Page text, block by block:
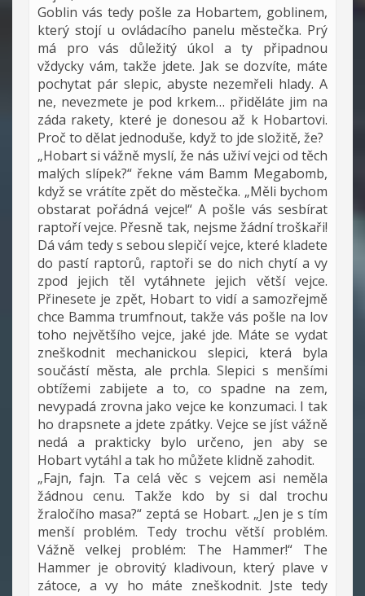
Goblin vás tedy pošle za Hobartem, goblinem,
který stojí u ovládacího panelu městečka. Prý
má pro vás důležitý úkol a ty připadnou
vždycky vám, takže jdete. Jak se dozvíte, máte
pochytat pár slepic, abyste nezemřeli hlady. A
ne, nevezmete je pod krkem… přiděláte jim na
záda rakety, které je donesou až k Hobartovi.
Proč to dělat jednoduše, když to jde složitě, že?
„Hobart si vážně myslí, že nás uživí vejci od těch
malých slípek?“ řekne vám Bamm Megabomb,
když se vrátíte zpět do městečka. „Měli bychom
obstarat pořádná vejce!“ A pošle vás sesbírat
raptoří vejce. Přesně tak, nejsme žádní troškaři!
Dá vám tedy s sebou slepičí vejce, které kladete
do pastí raptorů, raptoři se do nich chytí a vy
zpod jejich těl vytáhnete jejich větší vejce.
Přinesete je zpět, Hobart to vidí a samozřejmě
chce Bamma trumfnout, takže vás pošle na lov
toho největšího vejce, jaké jde. Máte se vydat
zneškodnit mechanickou slepici, která byla
součástí města, ale prchla. Slepici s menšími
obtížemi zabijete a to, co spadne na zem,
nevypadá zrovna jako vejce ke konzumaci. I tak
ho drapsnete a jdete zpátky. Vejce se jíst vážně
nedá a prakticky bylo určeno, jen aby se
Hobart vytáhl a tak ho můžete klidně zahodit.
„Fajn, fajn. Ta celá věc s vejcem asi neměla
žádnou cenu. Takže kdo by si dal trochu
žraločího masa?“ zeptá se Hobart. „Jen je s tím
menší problém. Tedy trochu větší problém.
Vážně velkej problém: The Hammer!“ The
Hammer je obrovitý kladivoun, který plave v
zátoce, a vy ho máte zneškodnit. Jste tedy